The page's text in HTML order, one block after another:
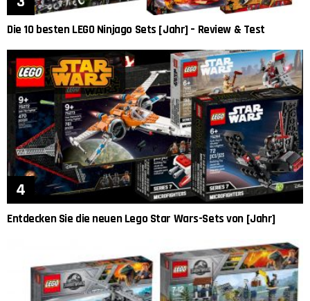
Die 10 besten LEGO Ninjago Sets [Jahr] – Review & Test
Entdecken Sie die neuen Lego Star Wars-Sets von [Jahr]